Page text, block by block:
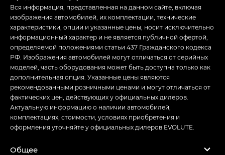
Вся информация, представленная на данном сайте, включая
изображения автомобилей, их комплектации, технические
характеристики, опции и указанные цены, носит исключительно
информационный характер и не является публичной офертой,
определяемой положениями статьи 437 Гражданского кодекса
РФ. Изображения автомобилей могут отличаться от серийных
моделей, часть оборудования может быть доступна только как
дополнительная опция. Указанные цены являются
рекомендованными розничными ценами и могут отличаться от
фактических цен, действующих у официальных дилеров.
Актуальную информацию о наличии автомобилей,
комплектациях, стоимости, условиях приобретения и
оформления уточняйте у официальных дилеров EVOLUTE.
Общее